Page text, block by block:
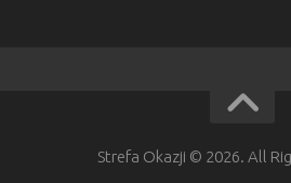
Strefa Okazji © 2026. All